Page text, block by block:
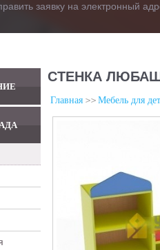
заявку на электронный
СТЕНКА
Главная Мебель для